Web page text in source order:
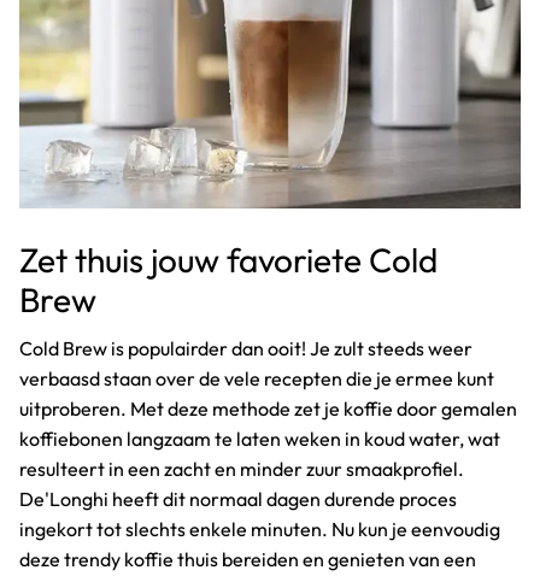
Zet thuis jouw favoriete Cold
Brew
Cold Brew is populairder dan ooit! Je zult steeds weer
verbaasd staan over de vele recepten die je ermee kunt
uitproberen. Met deze methode zet je koffie door gemalen
koffiebonen langzaam te laten weken in koud water, wat
resulteert in een zacht en minder zuur smaakprofiel.
De'Longhi heeft dit normaal dagen durende proces
ingekort tot slechts enkele minuten. Nu kun je eenvoudig
deze trendy koffie thuis bereiden en genieten van een